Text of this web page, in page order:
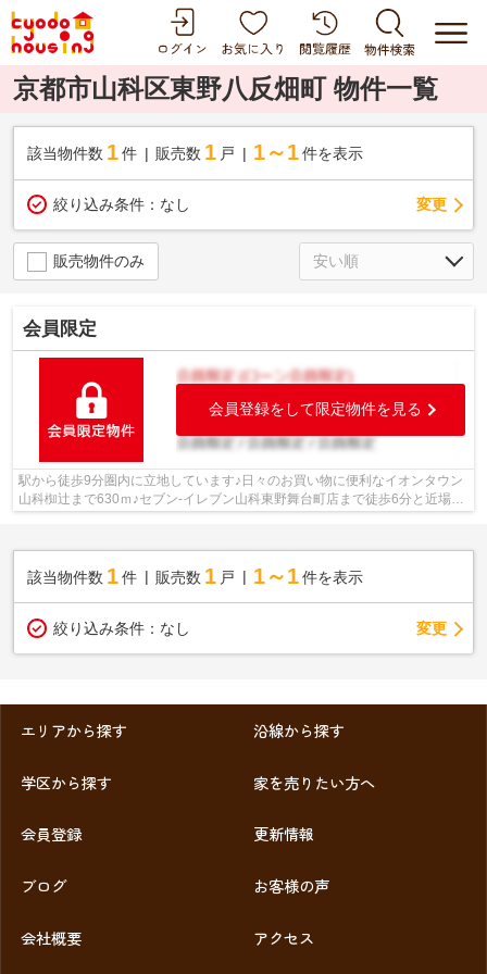
京都市山科区東野八反畑町 物件一覧
該当物件数 1件 販売数 1 戸 1～1 件を表示
絞り込み条件： なし 変更
販売物件のみ
会員限定
会員登録をして限定物件を見る
駅から徒歩9分圏内に立地しています♪日々のお買い物に便利なイオンタウン
山科椥辻まで630ｍ♪セブン-イレブン山科東野舞台町店まで徒歩6分と近場に
コンビニがあるのもポイント♪徒歩9分...
該当物件数 1件 販売数 1 戸 1～1 件を表示
絞り込み条件： なし 変更
エリアから探す 沿線から探す
学区から探す 家を売りたい方へ
会員登録 更新情報
ブログ お客様の声
会社概要 アクセス